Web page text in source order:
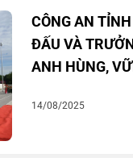
CÔNG AN
ĐẤU VÀ
ANH HÙNG,
14/08/2025